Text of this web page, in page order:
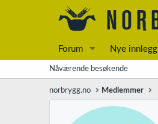
Forum Nye innlegg
Nåværende besøkende
norbrygg.no Medlemmer